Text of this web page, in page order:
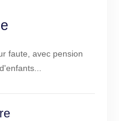
faute, avec pension